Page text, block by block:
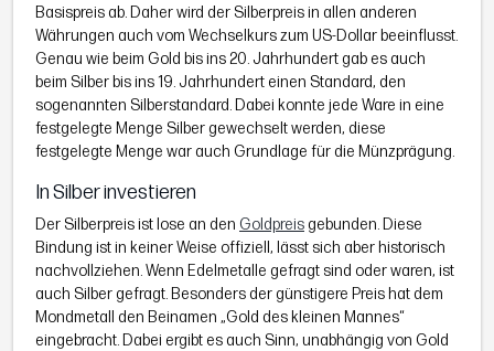
Basispreis ab. Daher wird der Silberpreis in allen anderen
Währungen auch vom Wechselkurs zum US-Dollar beeinflusst.
Genau wie beim Gold bis ins 20. Jahrhundert gab es auch
beim Silber bis ins 19. Jahrhundert einen Standard, den
sogenannten Silberstandard. Dabei konnte jede Ware in eine
festgelegte Menge Silber gewechselt werden, diese
festgelegte Menge war auch Grundlage für die Münzprägung.
In Silber investieren
Der Silberpreis ist lose an den Goldpreis gebunden. Diese
Bindung ist in keiner Weise offiziell, lässt sich aber historisch
nachvollziehen. Wenn Edelmetalle gefragt sind oder waren, ist
auch Silber gefragt. Besonders der günstigere Preis hat dem
Mondmetall den Beinamen „Gold des kleinen Mannes“
eingebracht. Dabei ergibt es auch Sinn, unabhängig von Gold